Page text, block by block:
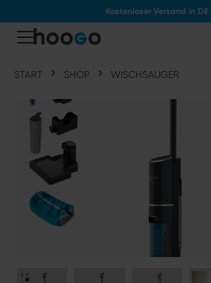
Kostenloser Versand in DE
START SHOP WISCHSAUGER